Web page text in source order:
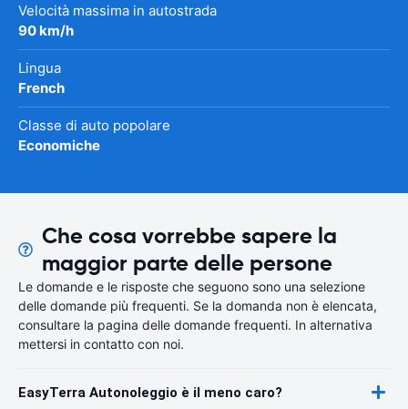
Velocità massima in autostrada
90 km/h
Lingua
French
Classe di auto popolare
Economiche
Che cosa vorrebbe sapere la
maggior parte delle persone
Le domande e le risposte che seguono sono una selezione
delle domande più frequenti. Se la domanda non è elencata,
consultare la pagina delle domande frequenti. In alternativa
mettersi in contatto con noi.
EasyTerra Autonoleggio è il meno caro?